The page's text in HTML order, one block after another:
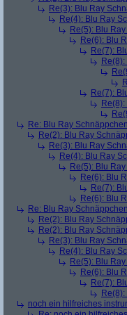
Re(3): Blu Ray
Re(4): Blu Ray
Re(5): Blu
Re(6): Blu
Re(7):
Re(7):
Re: Blu Ray
Re(2): Blu Ray
Re(3): Blu Ray
Re(4): Blu Ray
Re(5): Blu
Re(6): Blu
Re(7):
Re(6): Blu
Re: Blu Ray
Re(2): Blu Ray
Re(2): Blu Ray
Re(3): Blu Ray
Re(4): Blu Ray
Re(5): Blu
Re(6): Blu
Re(7):
noch ein hilfreiches